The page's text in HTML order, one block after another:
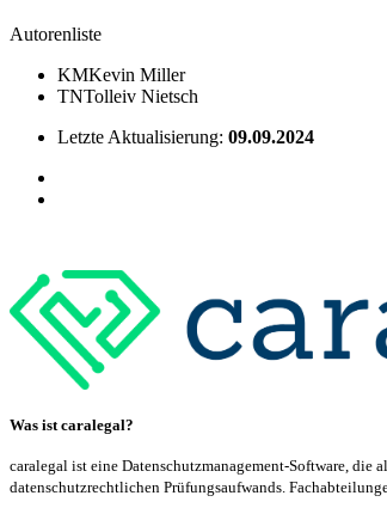
Autorenliste
KMKevin Miller
TNTolleiv Nietsch
Letzte Aktualisierung: 09.09.2024
Was ist caralegal?
caralegal ist eine Datenschutzmanagement-Software,
datenschutzrechtlichen Prüfungsaufwands.